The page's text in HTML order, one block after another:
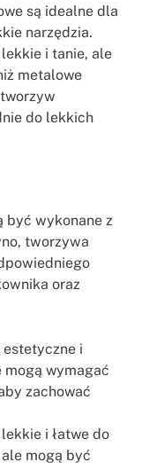
są idealne dla
narzędzia.
lekkie i tanie, ale
metalowe
do lekkich
być wykonane z
tworzywa
oraz
estetyczne i
mogą wymagać
zachować
lekkie i łatwe do
mogą być